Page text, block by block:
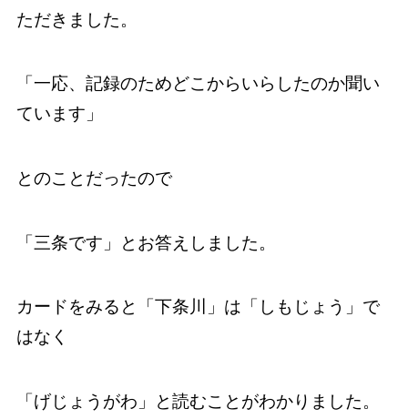
ただきました。
「一応、記録のためどこからいらしたのか聞い
ています」
とのことだったので
「三条です」とお答えしました。
カードをみると「下条川」は「しもじょう」で
はなく
「げじょうがわ」と読むことがわかりました。